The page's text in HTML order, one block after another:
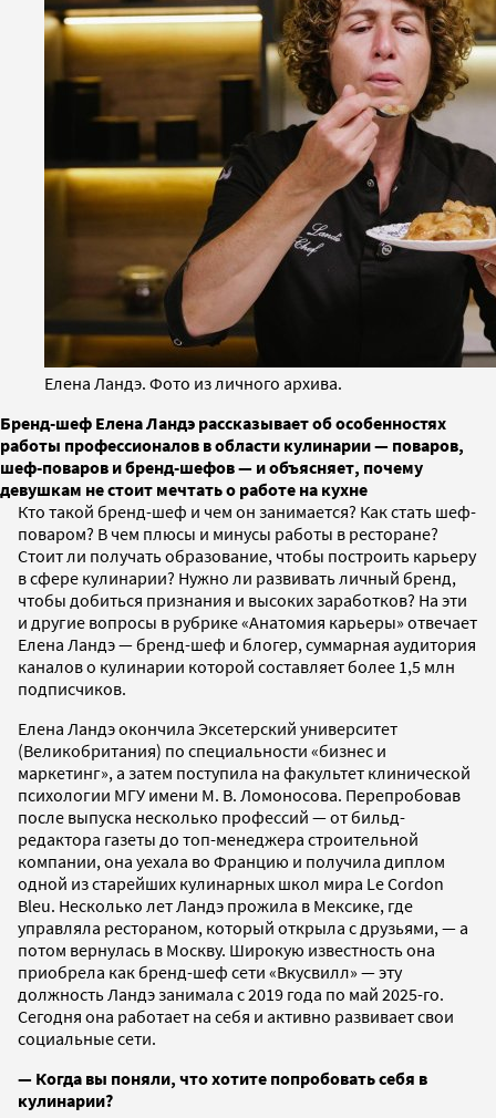
Елена Ландэ. Фото из личного архива.
Бренд-шеф Елена Ландэ рассказывает об особенностях
работы профессионалов в области кулинарии — поваров,
шеф-поваров и бренд-шефов — и объясняет, почему
девушкам не стоит мечтать о работе на кухне
Кто такой бренд-шеф и чем он занимается? Как стать шеф-
поваром? В чем плюсы и минусы работы в ресторане?
Стоит ли получать образование, чтобы построить карьеру
в сфере кулинарии? Нужно ли развивать личный бренд,
чтобы добиться признания и высоких заработков? На эти
и другие вопросы в рубрике «Анатомия карьеры» отвечает
Елена Ландэ — бренд-шеф и блогер, суммарная аудитория
каналов о кулинарии которой составляет более 1,5 млн
подписчиков.
Елена Ландэ окончила Эксетерский университет
(Великобритания) по специальности «бизнес и
маркетинг», а затем поступила на факультет клинической
психологии МГУ имени М. В. Ломоносова. Перепробовав
после выпуска несколько профессий — от бильд-
редактора газеты до топ-менеджера строительной
компании, она уехала во Францию и получила диплом
одной из старейших кулинарных школ мира Le Cordon
Bleu. Несколько лет Ландэ прожила в Мексике, где
управляла рестораном, который открыла с друзьями, — а
потом вернулась в Москву. Широкую известность она
приобрела как бренд-шеф сети «Вкусвилл» — эту
должность Ландэ занимала с 2019 года по май 2025-го.
Сегодня она работает на себя и активно развивает свои
социальные сети.
— Когда вы поняли, что хотите попробовать себя в
кулинарии?